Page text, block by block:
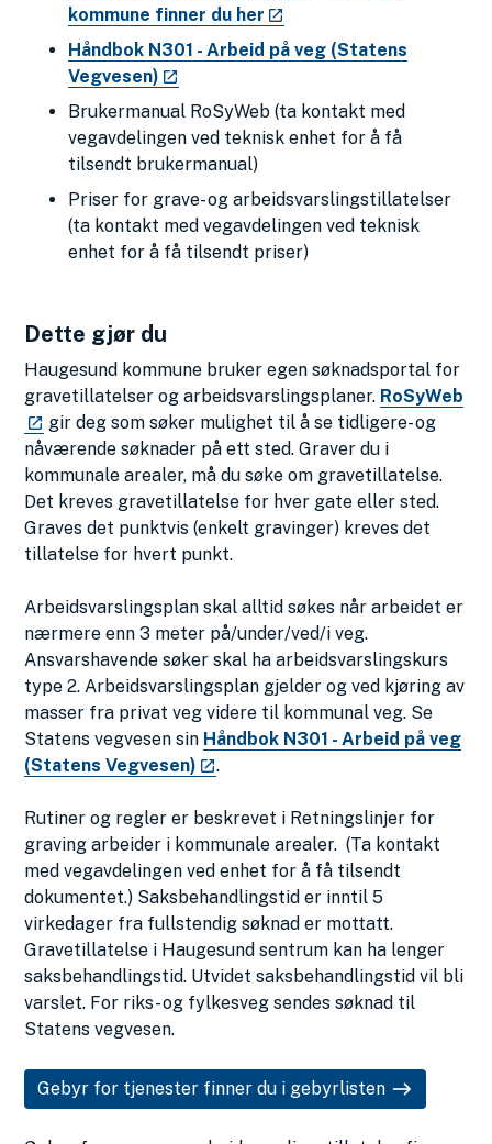
kommune finner du her
Håndbok N301 - Arbeid på veg (Statens
Vegvesen)
Brukermanual RoSyWeb (ta kontakt med
vegavdelingen ved teknisk enhet for å få
tilsendt brukermanual)
Priser for grave- og arbeidsvarslingstillatelser
(ta kontakt med vegavdelingen ved teknisk
enhet for å få tilsendt priser)
Dette gjør du
Haugesund kommune bruker egen søknadsportal for
gravetillatelser og arbeidsvarslingsplaner. RoSyWeb
gir deg som søker mulighet til å se tidligere- og
nåværende søknader på ett sted. Graver du i
kommunale arealer, må du søke om gravetillatelse.
Det kreves gravetillatelse for hver gate eller sted.
Graves det punktvis (enkelt gravinger) kreves det
tillatelse for hvert punkt.
Arbeidsvarslingsplan skal alltid søkes når arbeidet er
nærmere enn 3 meter på/under/ved/i veg.
Ansvarshavende søker skal ha arbeidsvarslingskurs
type 2. Arbeidsvarslingsplan gjelder og ved kjøring av
masser fra privat veg videre til kommunal veg. Se
Statens vegvesen sin Håndbok N301 - Arbeid på veg
(Statens Vegvesen)
.
Rutiner og regler er beskrevet i Retningslinjer for
graving arbeider i kommunale arealer. (Ta kontakt
med vegavdelingen ved enhet for å få tilsendt
dokumentet.) Saksbehandlingstid er inntil 5
virkedager fra fullstendig søknad er mottatt.
Gravetillatelse i Haugesund sentrum kan ha lenger
saksbehandlingstid. Utvidet saksbehandlingstid vil bli
varslet. For riks- og fylkesveg sendes søknad til
Statens vegvesen.
Gebyr for tjenester finner du i gebyrlisten